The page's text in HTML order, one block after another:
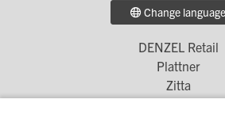
Change language
DENZEL Retail
Plattner
Zitta
Simscha